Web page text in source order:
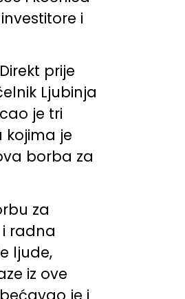
i
prije
Ljubinja
je tri
kojima je
borba za
za
radna
ljude,
iz ove
je i